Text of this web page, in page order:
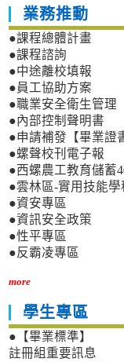
業務推動
●課程總體計畫
●課程諮詢
●中途離校填報
●員工協助方案
●職業安全衛生管理
●內部控制聲明書
●申請補發【畢業證
●螺聲校刊電子報
●西螺農工教育儲蓄
●雲林區-實用技能學
●資安專區
●資訊安全政策
●性平專區
●反霸凌專區
more
學生專區
●【畢業標準】
註冊組重要訊息